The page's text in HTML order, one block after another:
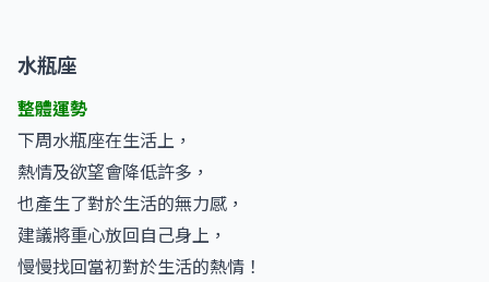
水瓶座
整體運勢
下周水瓶座在生活上，
熱情及欲望會降低許多，
也產生了對於生活的無力感，
建議將重心放回自己身上，
慢慢找回當初對於生活的熱情！